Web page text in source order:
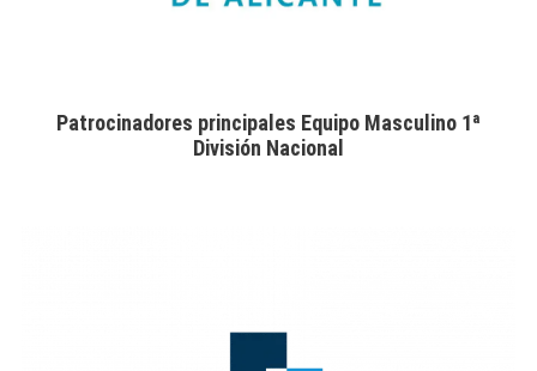
Patrocinadores principales Equipo Masculino 1ª
División Nacional